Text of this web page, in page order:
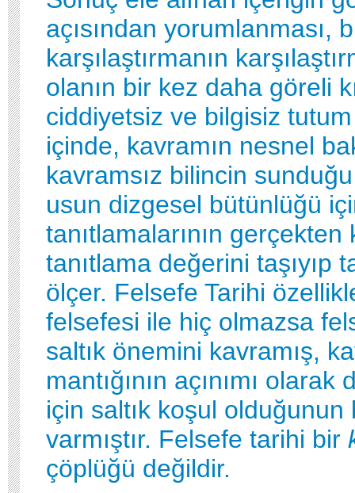
açısından yorumlanması,
karşılaştırmanın
olanın bir kez daha göreli
ciddiyetsiz ve bilgisiz tutum
içinde, kavramın nesnel
kavramsız bilincin
usun dizgesel bütünlüğü
tanıtlamalarının
tanıtlama değerini taşıyıp
ölçer. Felsefe Tarihi
felsefesi ile hiç olmazsa
saltık önemini kavramış,
mantığının açınımı
için saltık koşul olduğunun
varmıştır. Felsefe tarihi bir
çöplüğü değildir.